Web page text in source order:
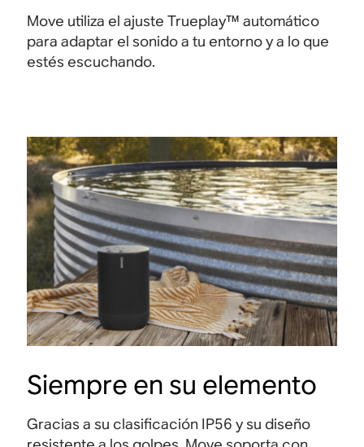
Move utiliza el ajuste Trueplay™ automático
para adaptar el sonido a tu entorno y a lo que
estés escuchando.
Siempre en su elemento
Gracias a su clasificación IP56 y su diseño